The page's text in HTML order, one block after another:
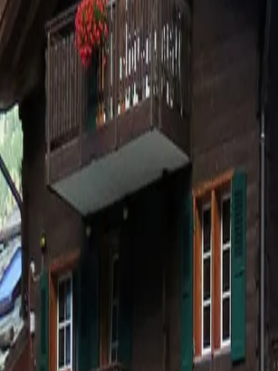
II Appartement/